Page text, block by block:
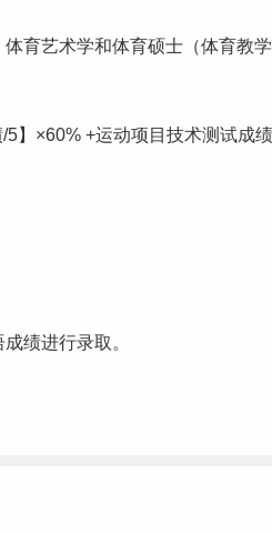
体育艺术学和体育硕士（体育教
】×60% +运动项目技术测试成
绩进行录取。